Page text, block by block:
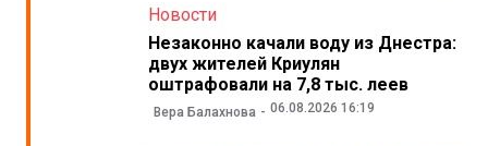
Новости
Незаконно качали воду из Днестра:
двух жителей Криулян
оштрафовали на 7,8 тыс. леев
Вера Балахнова 06.08.2026 16:19